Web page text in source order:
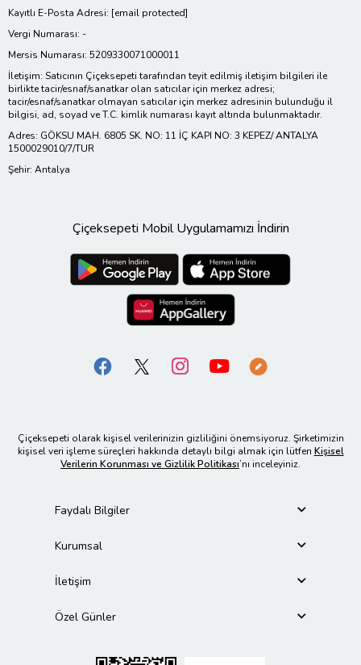
Kayıtlı E-Posta Adresi: [email protected]
Vergi Numarası: -
Mersis Numarası: 5209330071000011
İletişim: Satıcının Çiçeksepeti tarafından teyit edilmiş iletişim bilgileri ile
birlikte tacir/esnaf/sanatkar olan satıcılar için merkez adresi;
tacir/esnaf/sanatkar olmayan satıcılar için merkez adresinin bulunduğu il
bilgisi, ad, soyad ve T.C. kimlik numarası kayıt altında bulunmaktadır.
Adres: GÖKSU MAH. 6805 SK. NO: 11 İÇ KAPI NO: 3 KEPEZ/ ANTALYA
1500029010/7/TUR
Şehir: Antalya
Çiçeksepeti Mobil Uygulamamızı İndirin
Çiçeksepeti olarak kişisel verilerinizin gizliliğini önemsiyoruz. Şirketimizin
kişisel veri işleme süreçleri hakkında detaylı bilgi almak için lütfen Kişisel
Verilerin Korunması ve Gizlilik Politikası’nı inceleyiniz.
Faydalı Bilgiler
Kurumsal
İletişim
Özel Günler